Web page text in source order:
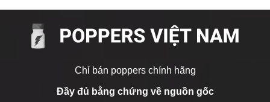
Chỉ bán poppers chính hãng
Đầy đủ bằng chứng về nguồn gốc